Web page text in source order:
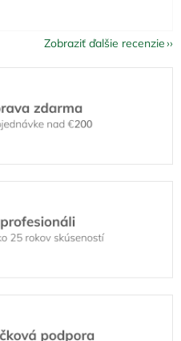
Zobraziť ďalšie recenzie